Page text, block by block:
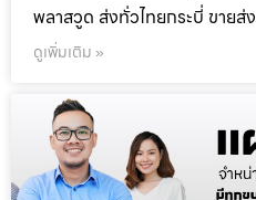
พลาสวูด ส่งทั่วไทยกระบี่ ขายส่
ดูเพิ่มเติม »